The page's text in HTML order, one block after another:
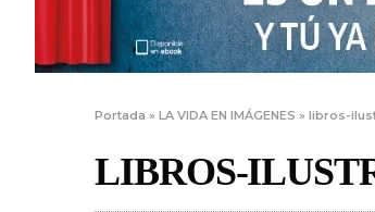
Portada »LA VIDA EN IMÁGENES »libros-
LIBROS-